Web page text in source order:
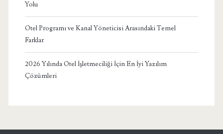
Yolu
Otel Programı ve Kanal Yöneticisi Arasındaki Temel
Farklar
2026 Yılında Otel İşletmeciliği İçin En İyi Yazılım
Çözümleri